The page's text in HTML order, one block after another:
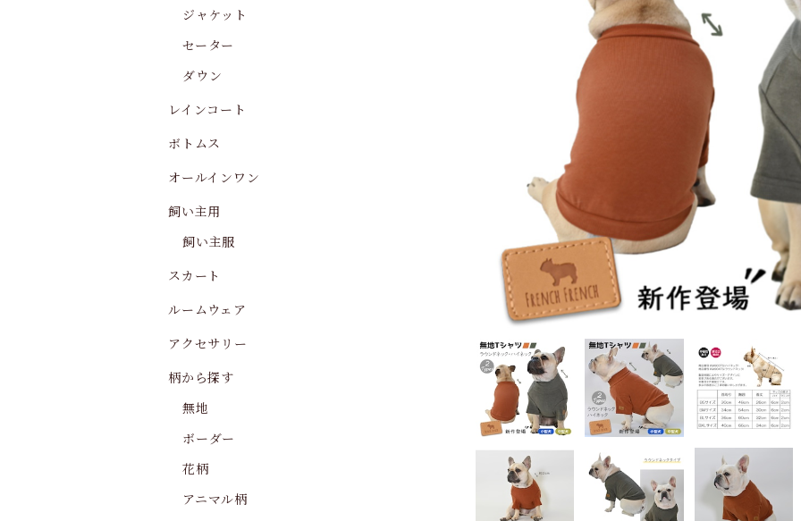
ジャケット
セーター
ダウン
レインコート
ボトムス
オールインワン
飼い主用
飼い主服
スカート
ルームウェア
アクセサリー
柄から探す
無地
ボーダー
花柄
アニマル柄